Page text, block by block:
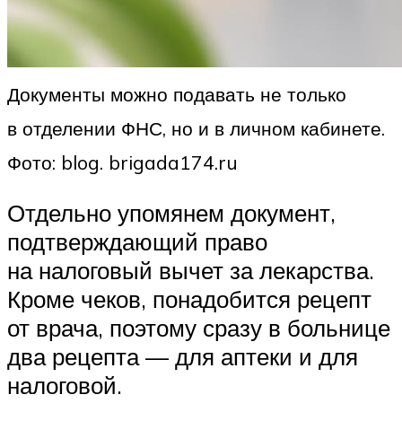
Документы можно подавать не только
в отделении ФНС, но и в личном кабинете.
Фото: blog. brigada174.ru
Отдельно упомянем документ,
подтверждающий право
на налоговый вычет за лекарства.
Кроме чеков, понадобится рецепт
от врача, поэтому сразу в больнице
два рецепта — для аптеки и для
налоговой.